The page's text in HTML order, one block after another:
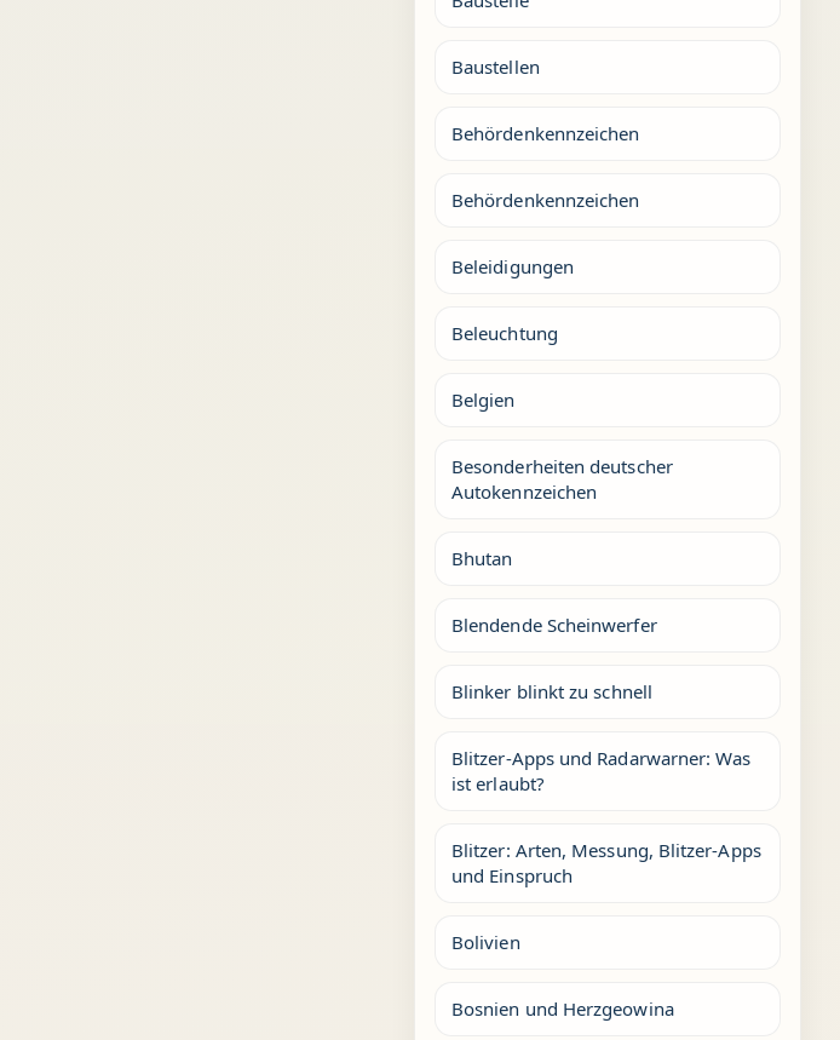
Baustellen
Behördenkennzeichen
Behördenkennzeichen
Beleidigungen
Beleuchtung
Belgien
Besonderheiten deutscher
Autokennzeichen
Bhutan
Blendende Scheinwerfer
Blinker blinkt zu schnell
Blitzer-Apps und Radarwarner: Was
ist erlaubt?
Blitzer: Arten, Messung, Blitzer-Apps
und Einspruch
Bolivien
Bosnien und Herzgeowina